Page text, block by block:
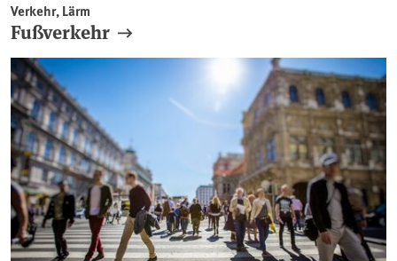
Verkehr, Lärm
Fußverkehr